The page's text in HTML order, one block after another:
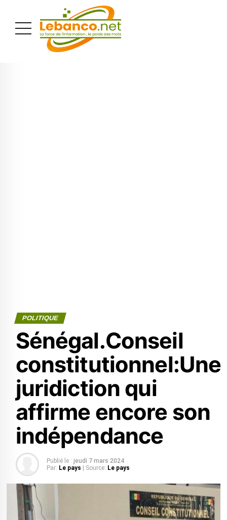
POLITIQUE
Sénégal.Conseil
constitutionnel:Une
juridiction qui
affirme encore son
indépendance
Publié le : jeudi 7 mars 2024
Par: Le pays | Source: Le pays